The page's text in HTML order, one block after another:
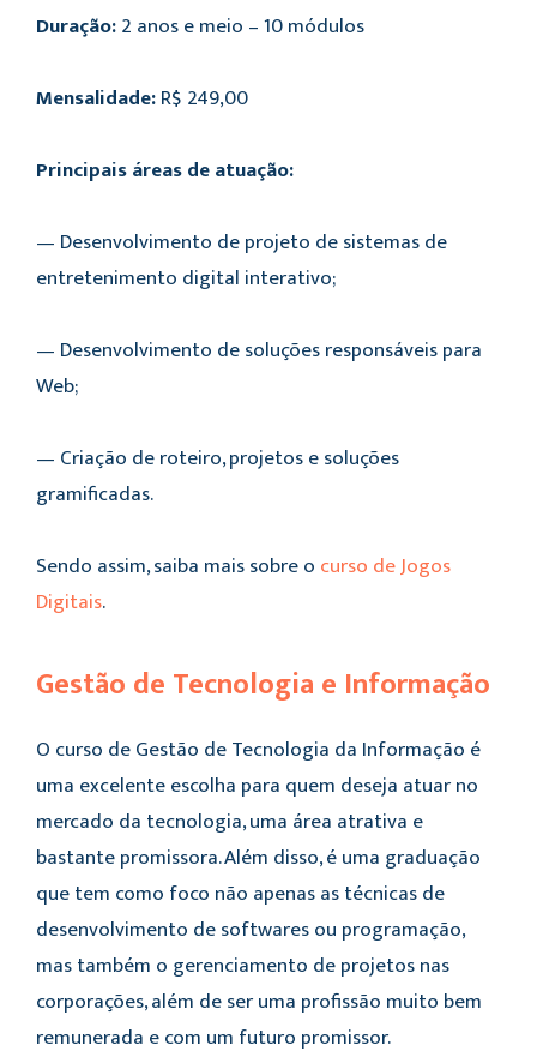
Duração:2 anos e meio – 10 módulos
Mensalidade:R$ 249,00
Principais áreas de atuação:
— Desenvolvimento de projeto de sistemas de
entretenimento digital interativo;
— Desenvolvimento de soluções responsáveis para
Web;
— Criação de roteiro, projetos e soluções
gramificadas.
Sendo assim, saiba mais sobre o curso de Jogos
Digitais.
Gestão de Tecnologia e Informação
O curso de Gestão de Tecnologia da Informação é
uma excelente escolha para quem deseja atuar no
mercado da tecnologia, uma área atrativa e
bastante promissora. Além disso, é uma graduação
que tem como foco não apenas as técnicas de
desenvolvimento de softwares ou programação,
mas também o gerenciamento de projetos nas
corporações, além de ser uma profissão muito bem
remunerada e com um futuro promissor.